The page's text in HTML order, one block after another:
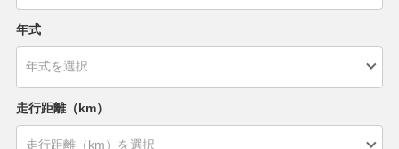
年式
走行距離（km）